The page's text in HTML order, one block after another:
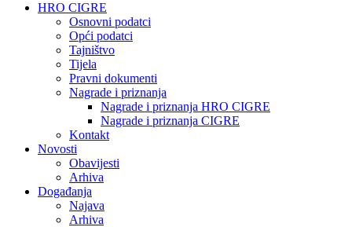
HRO CIGRE
Osnovni podatci​
Opći podatci
Tajništvo
Tijela
Pravni dokumenti
Nagrade i priznanja
Nagrade i priznanja HRO CIGRE
Nagrade i priznanja CIGRE
Kontakt
Novosti
Obavijesti
Arhiva
Događanja
Najava
Arhiva